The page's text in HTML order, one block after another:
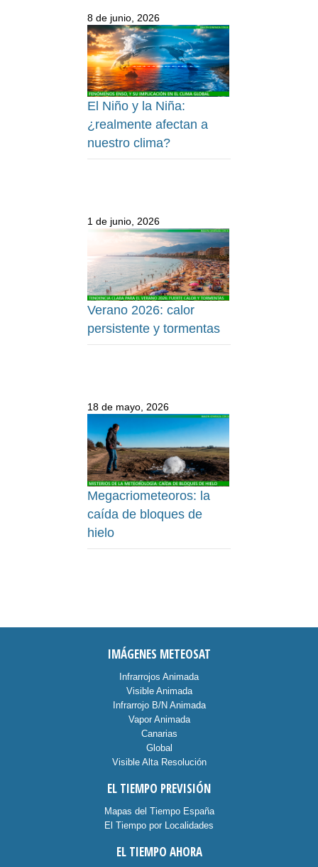
8 de junio, 2026
El Niño y la Niña:
¿realmente afectan a
nuestro clima?
1 de junio, 2026
Verano 2026: calor
persistente y tormentas
18 de mayo, 2026
Megacriometeoros: la
caída de bloques de
hielo
IMÁGENES METEOSAT
Infrarrojos Animada
Visible Animada
Infrarrojo B/N Animada
Vapor Animada
Canarias
Global
Visible Alta Resolución
EL TIEMPO PREVISIÓN
Mapas del Tiempo España
El Tiempo por Localidades
EL TIEMPO AHORA